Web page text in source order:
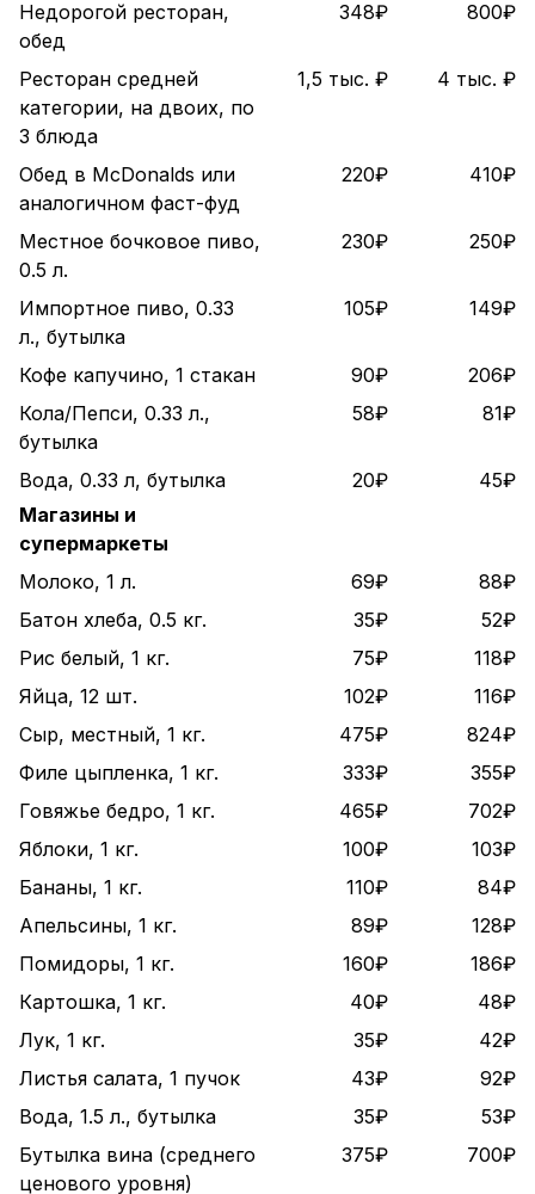
Недорогой ресторан,
обед
348₽ 800₽
Ресторан средней
категории, на двоих, по
3 блюда
1,5 тыс. ₽ 4 тыс. ₽
Обед в McDonalds или
аналогичном фаст-фуд
220₽ 410₽
Местное бочковое пиво,
0.5 л.
230₽ 250₽
Импортное пиво, 0.33
л., бутылка
105₽ 149₽
Кофе капучино, 1 стакан 90₽
206₽
Кола/Пепси, 0.33 л.,
бутылка
58₽ 81₽
Вода, 0.33 л, бутылка 20₽
45₽
Магазины и
супермаркеты
Молоко, 1 л.
69₽
88₽
Батон хлеба, 0.5 кг.
35₽
52₽
Рис белый, 1 кг.
75₽
118₽
Яйца, 12 шт.
102₽
116₽
Сыр, местный, 1 кг.
475₽
824₽
Филе цыпленка, 1 кг.
333₽
355₽
Говяжье бедро, 1 кг.
465₽
702₽
Яблоки, 1 кг.
100₽
103₽
Бананы, 1 кг.
110₽
84₽
Апельсины, 1 кг.
89₽
128₽
Помидоры, 1 кг.
160₽
186₽
Картошка, 1 кг.
40₽
48₽
Лук, 1 кг.
35₽
42₽
Листья салата, 1 пучок
43₽
92₽
Вода, 1.5 л., бутылка
35₽
53₽
Бутылка вина (среднего
ценового уровня)
375₽ 700₽